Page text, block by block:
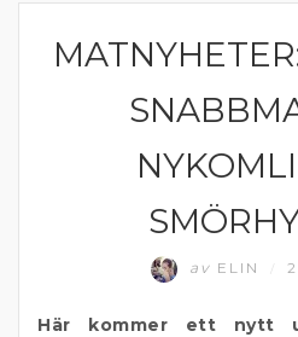
MATPRAT
av ELIN
Här kommer ett nytt